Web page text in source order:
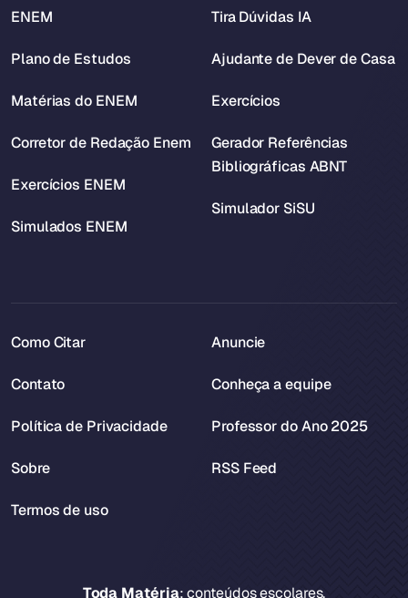
ENEM
Plano de Estudos
Matérias do ENEM
Corretor de Redação Enem
Exercícios ENEM
Simulados ENEM
Tira Dúvidas IA
Ajudante de Dever de Casa
Exercícios
Gerador Referências
Bibliográficas ABNT
Simulador SiSU
Toda Matéria: conteúdos escolares.
Como Citar
Contato
Política de Privacidade
Sobre
Termos de uso
Anuncie
Conheça a equipe
Professor do Ano 2025
RSS Feed